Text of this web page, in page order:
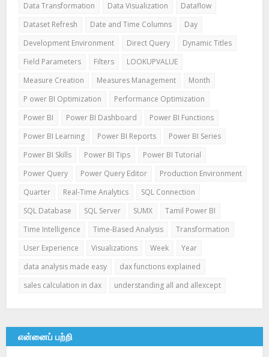
Data Transformation
Data Visualization
Dataflow
Dataset Refresh
Date and Time Columns
Day
Development Environment
Direct Query
Dynamic Titles
Field Parameters
Filters
LOOKUPVALUE
Measure Creation
Measures Management
Month
P ower BI Optimization
Performance Optimization
Power BI
Power BI Dashboard
Power BI Functions
Power BI Learning
Power BI Reports
Power BI Series
Power BI Skills
Power BI Tips
Power BI Tutorial
Power Query
Power Query Editor
Production Environment
Quarter
Real-Time Analytics
SQL Connection
SQL Database
SQL Server SUMX
Tamil Power BI
Time Intelligence
Time-Based Analysis
Transformation
User Experience
Visualizations Week
Year
data analysis made easy
dax functions explained
sales calculation in dax
understanding all and allexcept
என்னைப் பற்றி